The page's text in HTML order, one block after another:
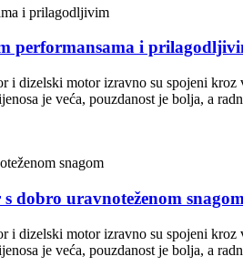
performansama i
dizelski motor izravno su spojeni
je veća, pouzdanost je bolja, a
dobro uravnoteženom snagom
dizelski motor izravno su spojeni
je veća, pouzdanost je bolja, a